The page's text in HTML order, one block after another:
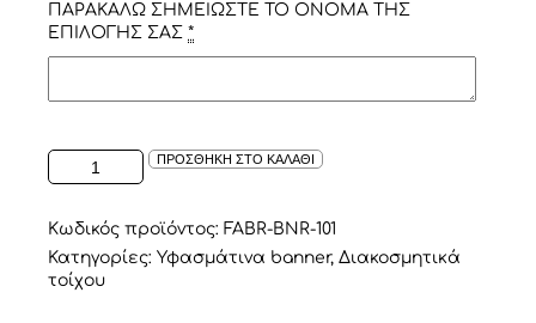
ΠΑΡΑΚΑΛΩ ΣΗΜΕΙΩΣΤΕ ΤΟ ΟΝΟΜΑ ΤΗΣ
ΕΠΙΛΟΓΗΣ ΣΑΣ *
ΥΦΑΣΜΑΤΙΝΟ
ΠΛΑΙΣΙΟ
ARE
SO
LOVED"
ΠΡΟΣΘΗΚΗ ΣΤΟ ΚΑΛΑΘΙ
Κωδικός προϊόντος: FABR-BNR-101
Κατηγορίες: Υφασμάτινα banner, Διακοσμητικά
τοίχου